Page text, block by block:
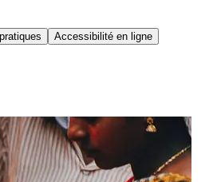
Accessibilité en ligne